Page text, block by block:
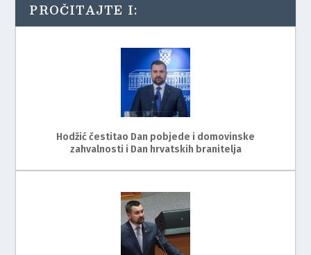
PROČITAJTE I:
Hodžić čestitao Dan pobjede i domovinske
zahvalnosti i Dan hrvatskih branitelja